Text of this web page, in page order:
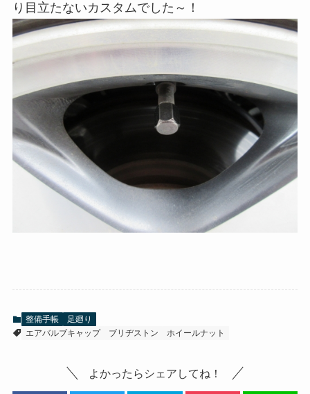
り目立たないカスタムでした～！
整備手帳
足廻り
エアバルブキャップ
ブリヂストン ホイールナット
よかったらシェアしてね！